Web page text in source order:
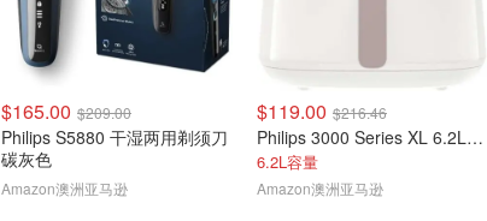
$165.00 $209.00
Philips S5880 干湿两用剃须刀
碳灰色
Amazon澳洲亚马逊
$119.00 $216.46
Philips 3000 Series XL 6.2L空气炸锅HD9270/21
6.2L容量
Amazon澳洲亚马逊